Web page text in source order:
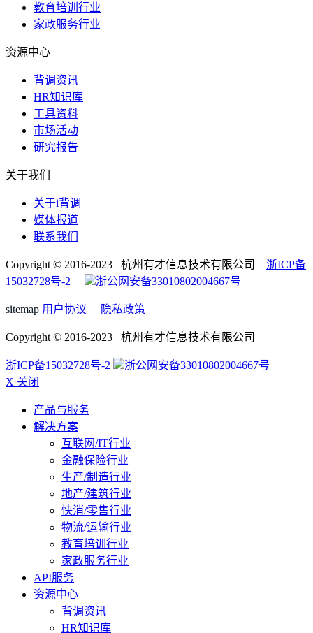
教育培训行业
家政服务行业
资源中心
背调资讯
HR知识库
工具资料
市场活动
研究报告
关于我们
关于i背调
媒体报道
联系我们
Copyright © 2016-2023 杭州有才信息技术有限公司 浙ICP备
15032728号-2
浙公网安备33010802004667号
sitemap 用户协议 隐私政策
Copyright © 2016-2023 杭州有才信息技术有限公司
浙ICP备15032728号-2
浙公网安备33010802004667号
X 关闭
产品与服务
解决方案
互联网/IT行业
金融保险行业
生产/制造行业
地产/建筑行业
快消/零售行业
物流/运输行业
教育培训行业
家政服务行业
API服务
资源中心
背调资讯
HR知识库